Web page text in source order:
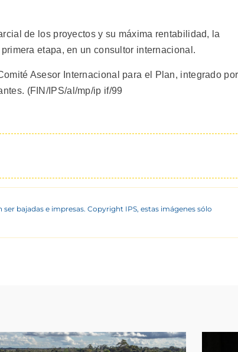
de los proyectos y su máxima rentabilidad, la
etapa, en un consultor internacional.
Asesor Internacional para el Plan, integrado por
(FIN/IPS/al/mp/ip if/99
bajadas e impresas. Copyright IPS, estas imágenes sólo